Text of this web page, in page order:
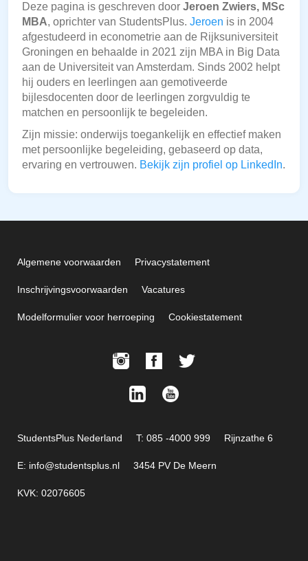
Deze pagina is geschreven door Jeroen Zwiers, MSc
MBA, oprichter van StudentsPlus. Jeroen is in 2004
afgestudeerd in econometrie aan de Rijksuniversiteit
Groningen en behaalde in 2021 zijn MBA in Big Data
aan de Universiteit van Amsterdam. Sinds 2002 helpt
hij ouders en leerlingen aan gemotiveerde
bijlesdocenten door de leerlingen zorgvuldig te
matchen en persoonlijk te begeleiden.
Zijn missie: onderwijs toegankelijk en effectief maken
met persoonlijke begeleiding, gebaseerd op data,
ervaring en vertrouwen. Bekijk zijn profiel op LinkedIn.
Algemene voorwaarden Privacystatement
Inschrijvingsvoorwaarden Vacatures
Modelformulier voor herroeping Cookiestatement
StudentsPlus Nederland T: 085 -4000 999 Rijnzathe 6
E: info@studentsplus.nl 3454 PV De Meern
KVK: 02076605